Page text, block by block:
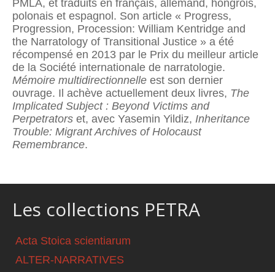
PMLA, et traduits en français, allemand, hongrois,
polonais et espagnol. Son article « Progress,
Progression, Procession: William Kentridge and
the Narratology of Transitional Justice » a été
récompensé en 2013 par le Prix du meilleur article
de la Société internationale de narratologie.
Mémoire multidirectionnelle est son dernier
ouvrage. Il achève actuellement deux livres, The
Implicated Subject : Beyond Victims and
Perpetrators et, avec Yasemin Yildiz, Inheritance
Trouble: Migrant Archives of Holocaust
Remembrance.
Les collections PETRA
Acta Stoica scientiarum
ALTER-NARRATIVES